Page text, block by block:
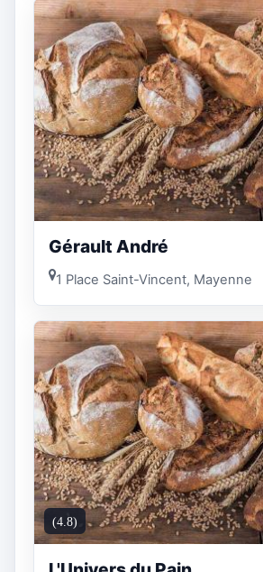
Gérault André
1 Place Saint-Vincent, Mayenne
(4.8)